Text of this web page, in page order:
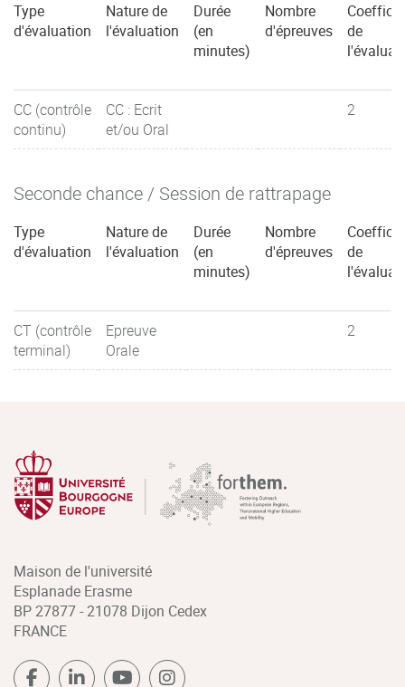
Type
d'évaluation
Nature de
l'évaluation
Durée
(en
minutes)
Nombre
d'épreuves
de
CC (contrôle
continu)
CC : Ecrit
et/ou Oral
2
Seconde chance / Session de rattrapage
Type
d'évaluation
Nature de
l'évaluation
Durée
(en
minutes)
Nombre
d'épreuves
de
CT (contrôle
terminal)
Epreuve
Orale
2
Maison de l'université
Esplanade Erasme
BP 27877 - 21078 Dijon Cedex
FRANCE